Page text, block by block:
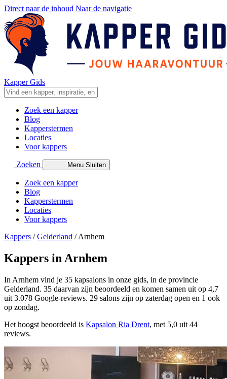
Direct naar de inhoud Naar de navigatie
Kapper Gids
Zoek een kapper
Blog
Kapperstermen
Locaties
Voor kappers
Zoeken Menu Sluiten
Zoek een kapper
Blog
Kapperstermen
Locaties
Voor kappers
Kappers /Gelderland /Arnhem
Kappers in Arnhem
In Arnhem vind je 35 kapsalons in onze gids, in de provincie
Gelderland. 35 daarvan zijn beoordeeld en komen samen uit op 4,7
uit 3.078 Google-reviews. 29 salons zijn op zaterdag open en 1 ook
op zondag.
Het hoogst beoordeeld is Kapsalon Ria Drent, met 5,0 uit 44
reviews.